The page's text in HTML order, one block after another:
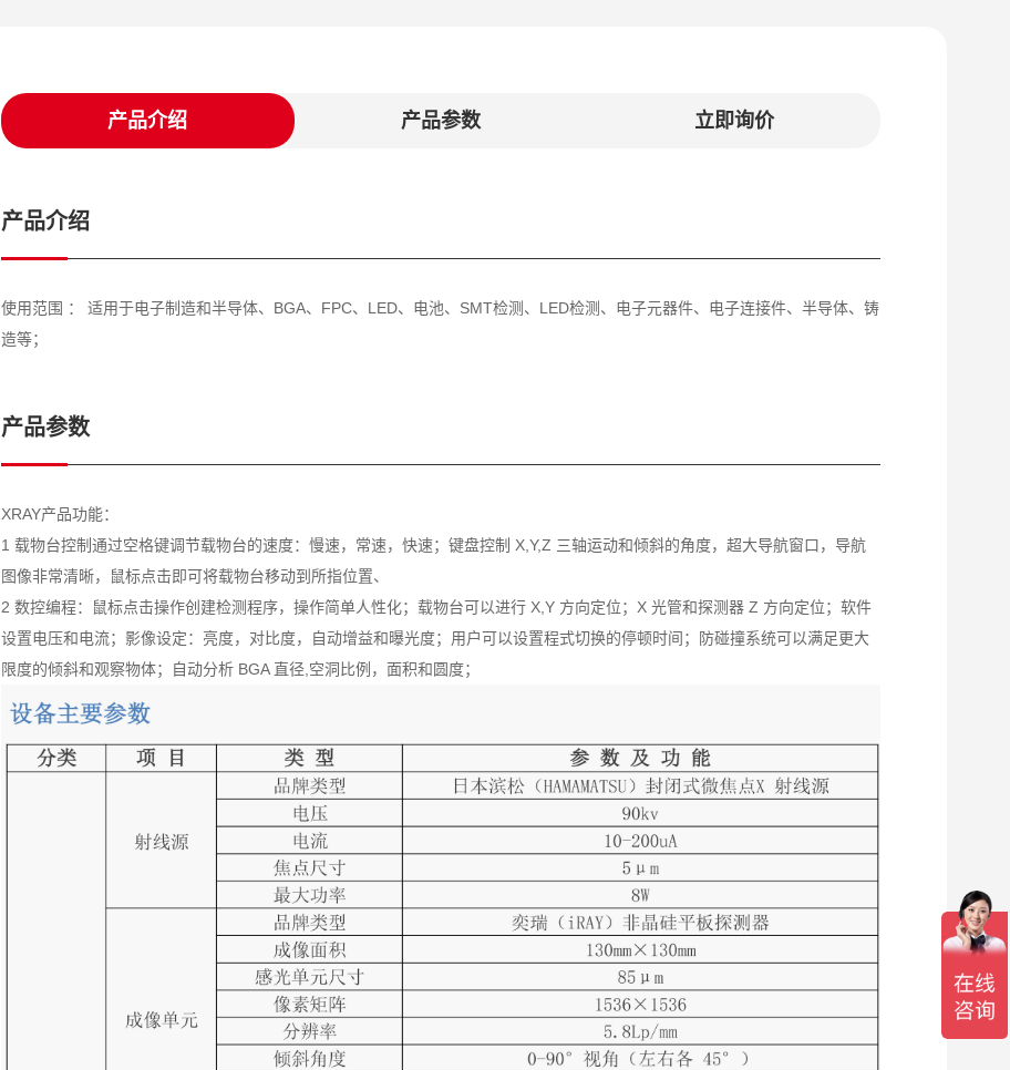
产品介绍 产品参数 立即询价
产品介绍
使用范围 ： 适用于电子制造和半导体、BGA、FPC、LED、电池、SMT检测、LED检测、电子元器件、电子连接件、半导体、铸
造等；
产品参数
XRAY产品功能：
1 载物台控制通过空格键调节载物台的速度：慢速，常速，快速；键盘控制 X,Y,Z 三轴运动和倾斜的角度，超大导航窗口，导航
图像非常清晰，鼠标点击即可将载物台移动到所指位置、
2 数控编程：鼠标点击操作创建检测程序，操作简单人性化；载物台可以进行 X,Y 方向定位；X 光管和探测器 Z 方向定位；软件
设置电压和电流；影像设定：亮度，对比度，自动增益和曝光度；用户可以设置程式切换的停顿时间；防碰撞系统可以满足更大
限度的倾斜和观察物体；自动分析 BGA 直径,空洞比例，面积和圆度；